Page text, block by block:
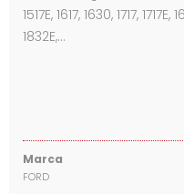
1517E, 1617, 1630, 1717, 1717E,
1832E,…
Marca
FORD